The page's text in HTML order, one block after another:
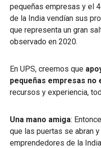
pequeñas empresas y el
de la India vendían sus
que representa un gran
observado en 2020.
En UPS, creemos que
pequeñas empresas
recursos y experiencia,
Una mano amiga:
que las puertas se abran
emprendedores de la